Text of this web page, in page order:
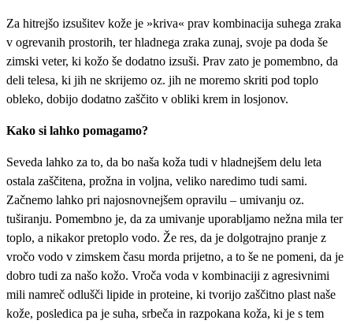
Za hitrejšo izsušitev kože je »kriva« prav kombinacija suhega zraka
v ogrevanih prostorih, ter hladnega zraka zunaj, svoje pa doda še
zimski veter, ki kožo še dodatno izsuši. Prav zato je pomembno, da
deli telesa, ki jih ne skrijemo oz. jih ne moremo skriti pod toplo
obleko, dobijo dodatno zaščito v obliki krem in losjonov.
Kako si lahko pomagamo?
Seveda lahko za to, da bo naša koža tudi v hladnejšem delu leta
ostala zaščitena, prožna in voljna, veliko naredimo tudi sami.
Začnemo lahko pri najosnovnejšem opravilu – umivanju oz.
tuširanju. Pomembno je, da za umivanje uporabljamo nežna mila ter
toplo, a nikakor pretoplo vodo. Že res, da je dolgotrajno pranje z
vročo vodo v zimskem času morda prijetno, a to še ne pomeni, da je
dobro tudi za našo kožo. Vroča voda v kombinaciji z agresivnimi
mili namreč odlušči lipide in proteine, ki tvorijo zaščitno plast naše
kože, posledica pa je suha, srbeča in razpokana koža, ki je s tem